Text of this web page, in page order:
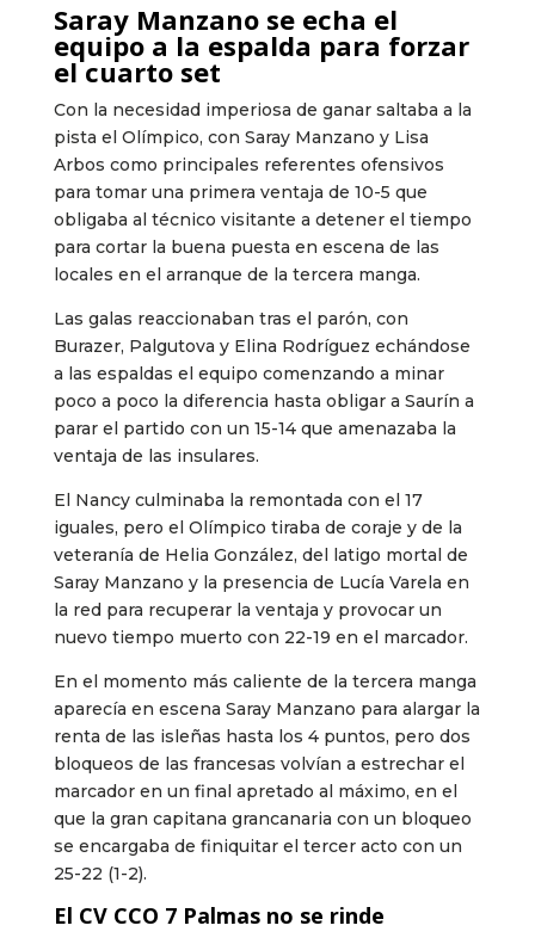
Saray Manzano se echa el
equipo a la espalda para forzar
el cuarto set
Con la necesidad imperiosa de ganar saltaba a la
pista el Olímpico, con Saray Manzano y Lisa
Arbos como principales referentes ofensivos
para tomar una primera ventaja de 10-5 que
obligaba al técnico visitante a detener el tiempo
para cortar la buena puesta en escena de las
locales en el arranque de la tercera manga.
Las galas reaccionaban tras el parón, con
Burazer, Palgutova y Elina Rodríguez echándose
a las espaldas el equipo comenzando a minar
poco a poco la diferencia hasta obligar a Saurín a
parar el partido con un 15-14 que amenazaba la
ventaja de las insulares.
El Nancy culminaba la remontada con el 17
iguales, pero el Olímpico tiraba de coraje y de la
veteranía de Helia González, del latigo mortal de
Saray Manzano y la presencia de Lucía Varela en
la red para recuperar la ventaja y provocar un
nuevo tiempo muerto con 22-19 en el marcador.
En el momento más caliente de la tercera manga
aparecía en escena Saray Manzano para alargar la
renta de las isleñas hasta los 4 puntos, pero dos
bloqueos de las francesas volvían a estrechar el
marcador en un final apretado al máximo, en el
que la gran capitana grancanaria con un bloqueo
se encargaba de finiquitar el tercer acto con un
25-22 (1-2).
El CV CCO 7 Palmas no se rinde